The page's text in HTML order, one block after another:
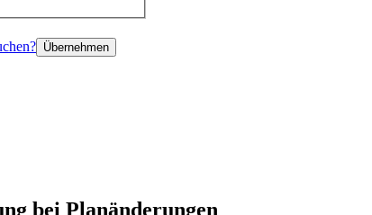
Übernehmen
bei Planänderungen